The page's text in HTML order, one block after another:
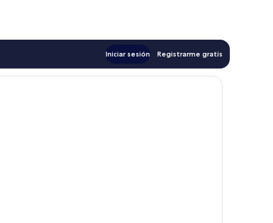
Iniciar sesión Registrarme gratis